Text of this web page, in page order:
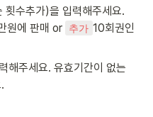
횟수추가)을 입력해주세요.
원에 판매 or 추가 10회권인
해주세요. 유효기간이 없는